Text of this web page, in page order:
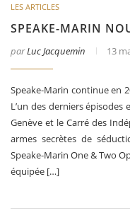
LES ARTICLES
SPEAKE-MARIN
parLuc Jacquemin 13
Speake-Marin continue en
L’un des derniers
Genève et le Carré des
armes secrètes de
Speake-Marin One & Two
équipée […]